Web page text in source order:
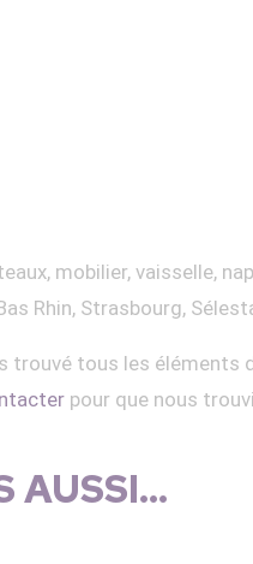
mobilier, vaisselle,
Rhin, Strasbourg,
trouvé tous les éléments
pour que nous
AUSSI...